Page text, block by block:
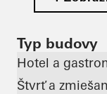
Typ budovy
Hotel a
Štvrť a